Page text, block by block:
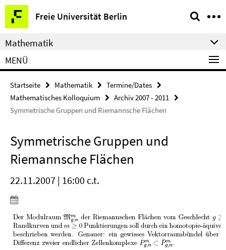
Springe
direkt
zu
Inhalt
Freie Universität Berlin
Service-
Navigation
Mathematik
MENÜ
Startseite Mathematik
Termine/Dates
Mathematisches Kolloquium
Archiv 2007 - 2011
Symmetrische Gruppen und Riemannsche Flächen
Symmetrische Gruppen und
Riemannsche Flächen
22.11.2007 | 16:00 c.t.